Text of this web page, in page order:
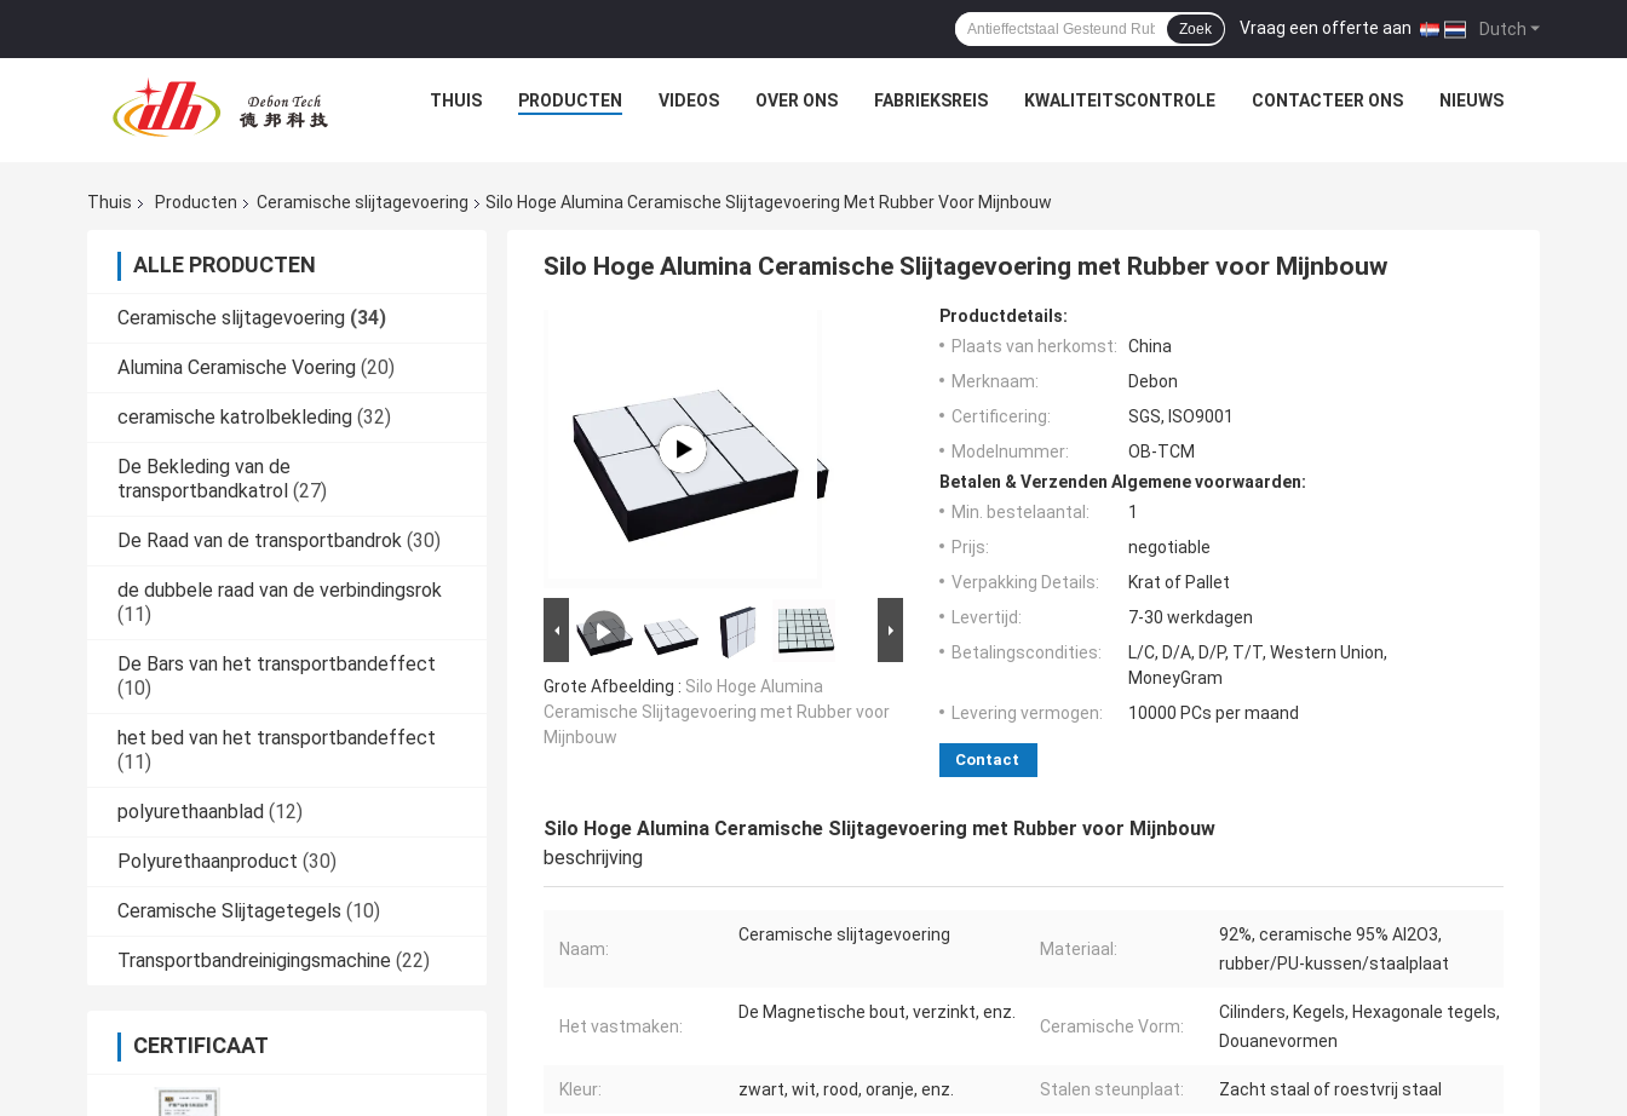
Dutch
Vraag een offerte aan |
Zoek
THUIS PRODUCTEN VIDEOS OVER ONS FABRIEKSREIS KWALITEITSCONTROLE CONTACTEER ONS NIEUWS
Thuis Producten Ceramische slijtagevoering Silo Hoge Alumina Ceramische Slijtagevoering Met Rubber Voor Mijnbouw
ALLE PRODUCTEN
Ceramische slijtagevoering (34)
Alumina Ceramische Voering (20)
ceramische katrolbekleding (32)
De Bekleding van de
transportbandkatrol (27)
De Raad van de transportbandrok (30)
de dubbele raad van de verbindingsrok
(11)
De Bars van het transportbandeffect
(10)
het bed van het transportbandeffect
(11)
polyurethaanblad (12)
Polyurethaanproduct (30)
Ceramische Slijtagetegels (10)
Transportbandreinigingsmachine (22)
CERTIFICAAT
Silo Hoge Alumina Ceramische Slijtagevoering met Rubber voor Mijnbouw
Grote Afbeelding : Silo Hoge Alumina
Ceramische Slijtagevoering met Rubber voor
Mijnbouw
Productdetails:
Plaats van herkomst:
China
Merknaam:
Debon
Certificering:
SGS, ISO9001
Modelnummer:
OB-TCM
Betalen & Verzenden Algemene voorwaarden:
Min. bestelaantal:
1
Prijs:
negotiable
Verpakking Details:
Krat of Pallet
Levertijd:
7-30 werkdagen
Betalingscondities:
L/C, D/A, D/P, T/T, Western Union,
MoneyGram
Levering vermogen:
10000 PCs per maand
Contact
Silo Hoge Alumina Ceramische Slijtagevoering met Rubber voor Mijnbouw
beschrijving
Naam:
Ceramische slijtagevoering
Materiaal:
92%, ceramische 95% AI2O3,
rubber/PU-kussen/staalplaat
Het vastmaken:
De Magnetische bout, verzinkt, enz.
Ceramische Vorm:
Cilinders, Kegels, Hexagonale tegels,
Douanevormen
Kleur: zwart, wit, rood, oranje, enz. Stalen steunplaat: Zacht staal of roestvrij staal